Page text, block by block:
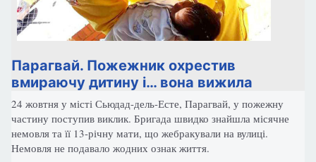
Парагвай. Пожежник охрестив
вмираючу дитину і… вона вижила
24 жовтня у місті Сьюдад-дель-Есте, Парагвай, у пожежну
частину поступив виклик. Бригада швидко знайшла місячне
немовля та її 13-річну мати, що жебракували на вулиці.
Немовля не подавало жодних ознак життя.